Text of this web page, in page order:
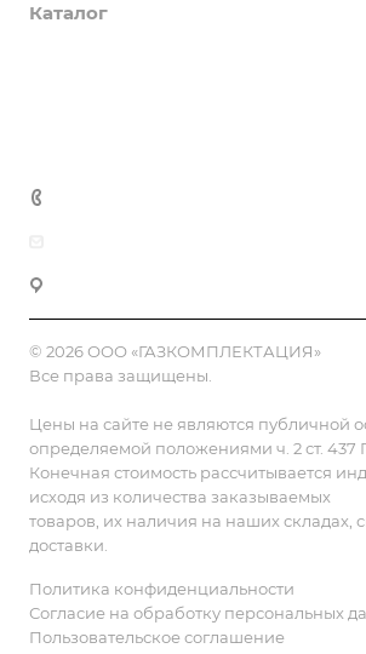
Каталог
© 2026 ООО «ГАЗКОМПЛЕКТАЦИЯ»
Все права защищены.
Цены на сайте не являются публичной
определяемой положениями ч. 2 ст. 437
Конечная стоимость рассчитывается
исходя из количества заказываемых
товаров, их наличия на наших складах,
доставки.
Политика конфиденциальности
Согласие на обработку персональных
Пользовательское соглашение